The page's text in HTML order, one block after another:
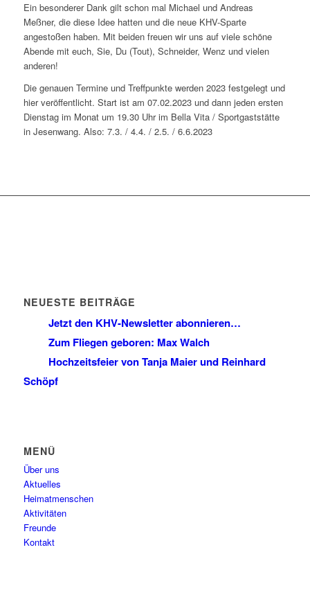
Ein besonderer Dank gilt schon mal Michael und Andreas
Meßner, die diese Idee hatten und die neue KHV-Sparte
angestoßen haben. Mit beiden freuen wir uns auf viele schöne
Abende mit euch, Sie, Du (Tout), Schneider, Wenz und vielen
anderen!
Die genauen Termine und Treffpunkte werden 2023 festgelegt und
hier veröffentlicht. Start ist am 07.02.2023 und dann jeden ersten
Dienstag im Monat um 19.30 Uhr im Bella Vita / Sportgaststätte
in Jesenwang. Also: 7.3. / 4.4. / 2.5. / 6.6.2023
NEUESTE BEITRÄGE
Jetzt den KHV-Newsletter abonnieren…
Zum Fliegen geboren: Max Walch
Hochzeitsfeier von Tanja Maier und Reinhard
Schöpf
MENÜ
Über uns
Aktuelles
Heimatmenschen
Aktivitäten
Freunde
Kontakt